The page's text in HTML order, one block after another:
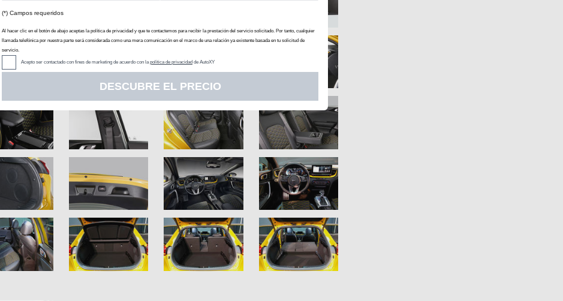
(*) Campos requeridos
Al hacer clic en el botón de abajo aceptas la política de privacidad y que te contactemos para recibir la prestación del servicio solicitado. Por tanto, cualquier
llamada telefónica por nuestra parte será considerada como una mera comunicación en el marco de una relación ya existente basada en tu solicitud de
servicio.
Acepto ser contactado con fines de marketing de acuerdo con la política de privacidad de AutoXY
DESCUBRE EL PRECIO